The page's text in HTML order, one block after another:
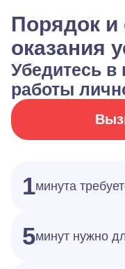
Порядок и
оказания
Убедитесь в
работы
1минута
5минут нужно